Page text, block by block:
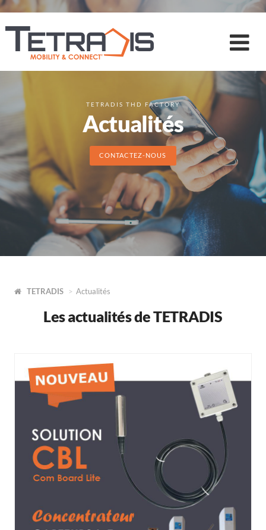
TETRADIS THD FACTORY
Actualités
CONTACTEZ-NOUS
TETRADIS Actualités
Les actualités de TETRADIS